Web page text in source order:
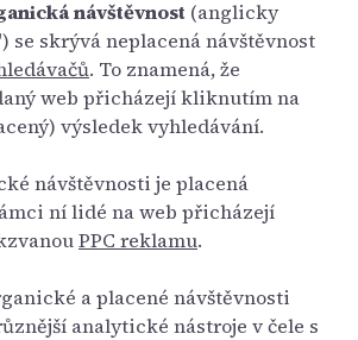
návštěvnost (anglicky
skrývá neplacená návštěvnost
. To znamená, že
web přicházejí kliknutím na
výsledek vyhledávání.
návštěvnosti je placená
ní lidé na web přicházejí
PPC reklamu.
a placené návštěvnosti
analytické nástroje v čele s